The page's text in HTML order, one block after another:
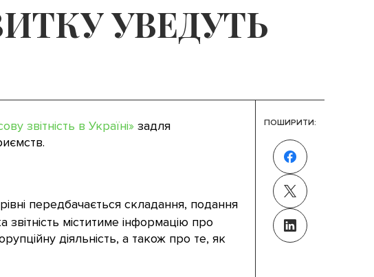
УВЕДУТЬ
звітність в Україні» задля
передбачається складання, подання
міститиме інформацію про
діяльність, а також про те, як
ПОШИРИТИ: